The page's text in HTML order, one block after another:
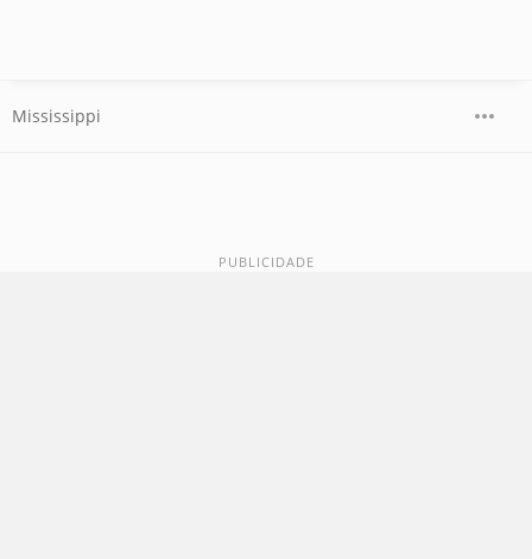
Mississippi